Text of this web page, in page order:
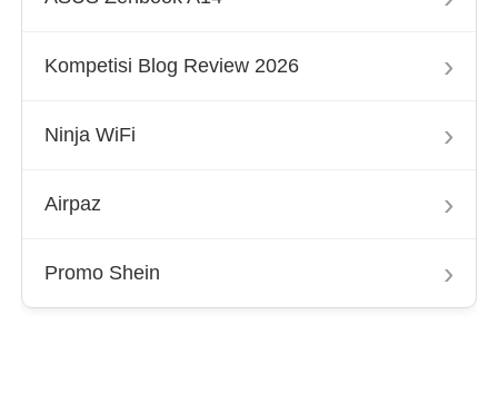
Kompetisi Blog Review 2026 ›
Ninja WiFi ›
Airpaz ›
Promo Shein ›